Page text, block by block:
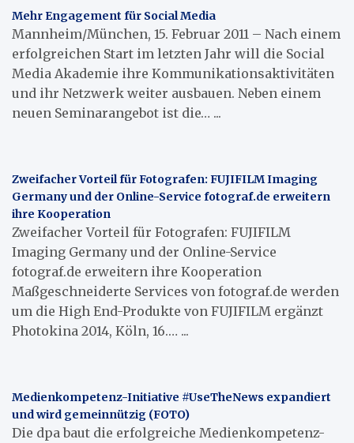
Mehr Engagement für Social Media
Mannheim/München, 15. Februar 2011 – Nach einem
erfolgreichen Start im letzten Jahr will die Social
Media Akademie ihre Kommunikationsaktivitäten
und ihr Netzwerk weiter ausbauen. Neben einem
neuen Seminarangebot ist die… ...
Zweifacher Vorteil für Fotografen: FUJIFILM Imaging
Germany und der Online-Service fotograf.de erweitern
ihre Kooperation
Zweifacher Vorteil für Fotografen: FUJIFILM
Imaging Germany und der Online-Service
fotograf.de erweitern ihre Kooperation
Maßgeschneiderte Services von fotograf.de werden
um die High End-Produkte von FUJIFILM ergänzt
Photokina 2014, Köln, 16.… ...
Medienkompetenz-Initiative #UseTheNews expandiert
und wird gemeinnützig (FOTO)
Die dpa baut die erfolgreiche Medienkompetenz-